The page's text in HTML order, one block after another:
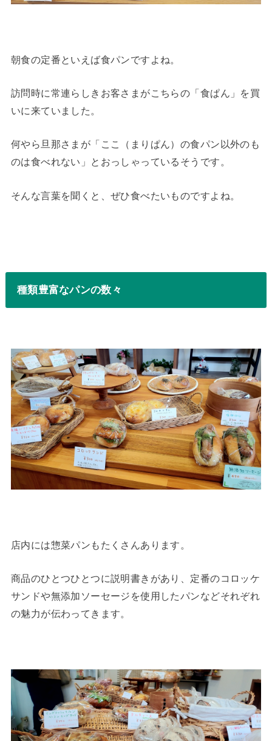
朝食の定番といえば食パンですよね。
訪問時に常連らしきお客さまがこちらの「食ぱん」を買
いに来ていました。
何やら旦那さまが「ここ（まりぱん）の食パン以外のも
のは食べれない」とおっしゃっているそうです。
そんな言葉を聞くと、ぜひ食べたいものですよね。
種類豊富なパンの数々
店内には惣菜パンもたくさんあります。
商品のひとつひとつに説明書きがあり、定番のコロッケ
サンドや無添加ソーセージを使用したパンなどそれぞれ
の魅力が伝わってきます。